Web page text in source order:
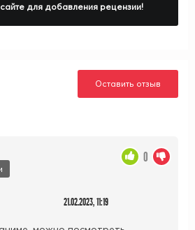
для добавления рецензии!
Оставить отзыв
21.02.2023, 11:19
0